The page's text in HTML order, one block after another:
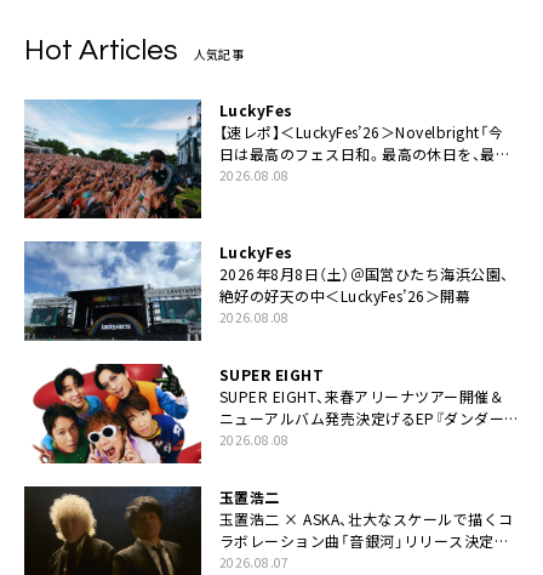
Hot Articles 人気記事
LuckyFes
【速レポ】＜LuckyFes’26＞Novelbright「今
日は最高のフェス日和。最高の休日を、最高
の夏休みを作っていきたい」
2026.08.08
LuckyFes
2026年8月8日（土）＠国営ひたち海浜公園、
絶好の好天の中＜LuckyFes’26＞開幕
2026.08.08
SUPER EIGHT
SUPER EIGHT、来春アリーナツアー開催＆
ニューアルバム発売決定げるEP『ダンダー
ラ』本日リリース
2026.08.08
玉置浩二
玉置浩二 × ASKA、壮大なスケールで描くコ
ラボレーション曲「音銀河」リリース決定。
カップリングには新曲「命の宿り」収録も
2026.08.07